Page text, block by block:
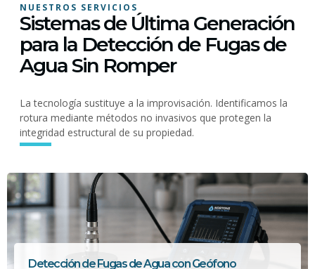
NUESTROS SERVICIOS
Sistemas de Última Generación
para la Detección de Fugas de
Agua Sin Romper
La tecnología sustituye a la improvisación. Identificamos la
rotura mediante métodos no invasivos que protegen la
integridad estructural de su propiedad.
Detección de Fugas de Agua con Geófono